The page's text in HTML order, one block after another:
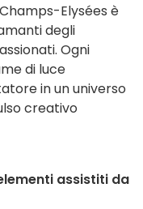
Elysées è
degli
Ogni
di luce
in un universo
creativo
assistiti da